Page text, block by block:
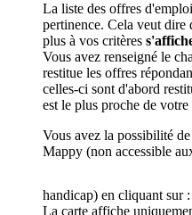
La liste des offres
pertinence. Cela veut dire
plus à vos critères
Vous avez renseigné le
restitue les offres
celles-ci sont d'abord
est le plus proche de votre
Vous avez la possibilité
Mappy (non accessible
handicap) en cliquant sur :
La carte affiche